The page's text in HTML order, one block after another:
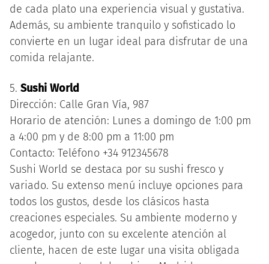
de cada plato una experiencia visual y gustativa.
Además, su ambiente tranquilo y sofisticado lo
convierte en un lugar ideal para disfrutar de una
comida relajante.
5. Sushi World
Dirección: Calle Gran Vía, 987
Horario de atención: Lunes a domingo de 1:00 pm
a 4:00 pm y de 8:00 pm a 11:00 pm
Contacto: Teléfono +34 912345678
Sushi World se destaca por su sushi fresco y
variado. Su extenso menú incluye opciones para
todos los gustos, desde los clásicos hasta
creaciones especiales. Su ambiente moderno y
acogedor, junto con su excelente atención al
cliente, hacen de este lugar una visita obligada